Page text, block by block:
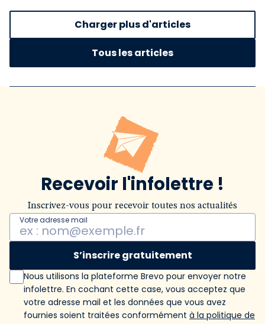
Charger plus d'articles
Tous les articles
Recevoir l'infolettre !
Inscrivez-vous pour recevoir toutes nos actualités
Votre adresse mail
S’inscrire gratuitement
Nous utilisons la plateforme Brevo pour envoyer notre
infolettre. En cochant cette case, vous acceptez que
votre adresse mail et les données que vous avez
fournies soient traitées conformément à la politique de